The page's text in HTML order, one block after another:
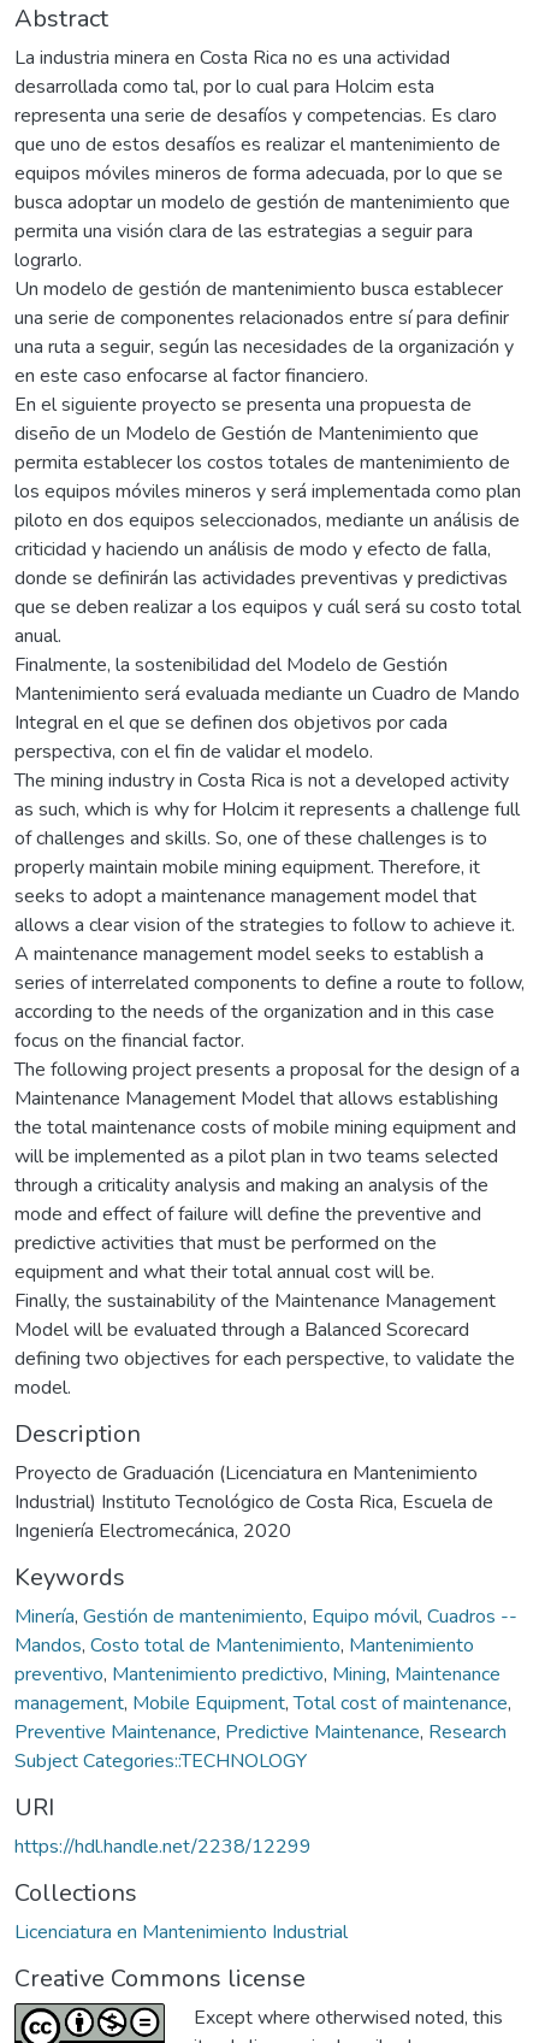
Abstract
La industria minera en Costa Rica no es una actividad
desarrollada como tal, por lo cual para Holcim esta
representa una serie de desafíos y competencias. Es claro
que uno de estos desafíos es realizar el mantenimiento de
equipos móviles mineros de forma adecuada, por lo que se
busca adoptar un modelo de gestión de mantenimiento que
permita una visión clara de las estrategias a seguir para
lograrlo.
Un modelo de gestión de mantenimiento busca establecer
una serie de componentes relacionados entre sí para definir
una ruta a seguir, según las necesidades de la organización y
en este caso enfocarse al factor financiero.
En el siguiente proyecto se presenta una propuesta de
diseño de un Modelo de Gestión de Mantenimiento que
permita establecer los costos totales de mantenimiento de
los equipos móviles mineros y será implementada como plan
piloto en dos equipos seleccionados, mediante un análisis de
criticidad y haciendo un análisis de modo y efecto de falla,
donde se definirán las actividades preventivas y predictivas
que se deben realizar a los equipos y cuál será su costo total
anual.
Finalmente, la sostenibilidad del Modelo de Gestión
Mantenimiento será evaluada mediante un Cuadro de Mando
Integral en el que se definen dos objetivos por cada
perspectiva, con el fin de validar el modelo.
The mining industry in Costa Rica is not a developed activity
as such, which is why for Holcim it represents a challenge full
of challenges and skills. So, one of these challenges is to
properly maintain mobile mining equipment. Therefore, it
seeks to adopt a maintenance management model that
allows a clear vision of the strategies to follow to achieve it.
A maintenance management model seeks to establish a
series of interrelated components to define a route to follow,
according to the needs of the organization and in this case
focus on the financial factor.
The following project presents a proposal for the design of a
Maintenance Management Model that allows establishing
the total maintenance costs of mobile mining equipment and
will be implemented as a pilot plan in two teams selected
through a criticality analysis and making an analysis of the
mode and effect of failure will define the preventive and
predictive activities that must be performed on the
equipment and what their total annual cost will be.
Finally, the sustainability of the Maintenance Management
Model will be evaluated through a Balanced Scorecard
defining two objectives for each perspective, to validate the
model.
Description
Proyecto de Graduación (Licenciatura en Mantenimiento
Industrial) Instituto Tecnológico de Costa Rica, Escuela de
Ingeniería Electromecánica, 2020
Keywords
Minería, Gestión de mantenimiento, Equipo móvil, Cuadros --
Mandos, Costo total de Mantenimiento, Mantenimiento
preventivo, Mantenimiento predictivo, Mining, Maintenance
management, Mobile Equipment,Total cost of maintenance,
Preventive Maintenance, Predictive Maintenance, Research
Subject Categories::TECHNOLOGY
URI
https://hdl.handle.net/2238/12299
Collections
Licenciatura en Mantenimiento Industrial
Creative Commons license
Except where otherwised noted, this